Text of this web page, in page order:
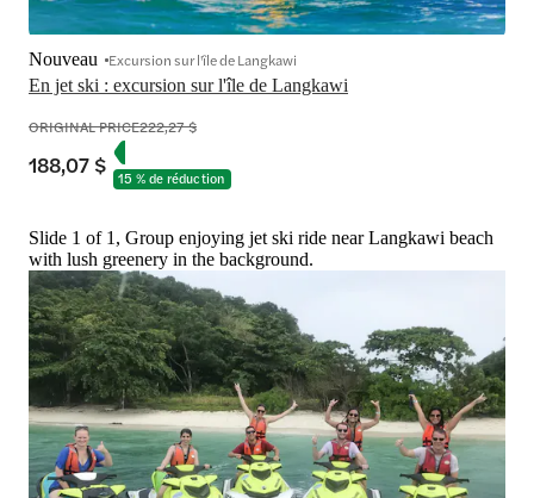
En jet ski : excursion sur l'île de Langkawi
Nouveau Excursion sur l'île de Langkawi
ORIGINAL PRICE222,27 $
188,07 $ 15 % de réduction
Slide 1 of 1, Group enjoying jet ski ride near Langkawi beach
with lush greenery in the background.